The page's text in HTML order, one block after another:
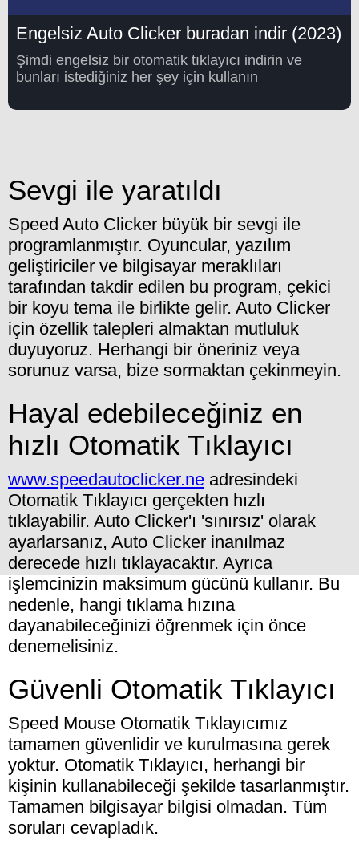
Engelsiz Auto Clicker buradan indir (2023)
Şimdi engelsiz bir otomatik tıklayıcı indirin ve
bunları istediğiniz her şey için kullanın
Sevgi ile yaratıldı
Speed Auto Clicker büyük bir sevgi ile
programlanmıştır. Oyuncular, yazılım
geliştiriciler ve bilgisayar meraklıları
tarafından takdir edilen bu program, çekici
bir koyu tema ile birlikte gelir. Auto Clicker
için özellik talepleri almaktan mutluluk
duyuyoruz. Herhangi bir öneriniz veya
sorunuz varsa, bize sormaktan çekinmeyin.
Hayal edebileceğiniz en
hızlı Otomatik Tıklayıcı
www.speedautoclicker.ne adresindeki
Otomatik Tıklayıcı gerçekten hızlı
tıklayabilir. Auto Clicker'ı 'sınırsız' olarak
ayarlarsanız, Auto Clicker inanılmaz
derecede hızlı tıklayacaktır. Ayrıca
işlemcinizin maksimum gücünü kullanır. Bu
nedenle, hangi tıklama hızına
dayanabileceğinizi öğrenmek için önce
denemelisiniz.
Güvenli Otomatik Tıklayıcı
Speed Mouse Otomatik Tıklayıcımız
tamamen güvenlidir ve kurulmasına gerek
yoktur. Otomatik Tıklayıcı, herhangi bir
kişinin kullanabileceği şekilde tasarlanmıştır.
Tamamen bilgisayar bilgisi olmadan. Tüm
soruları cevapladık.